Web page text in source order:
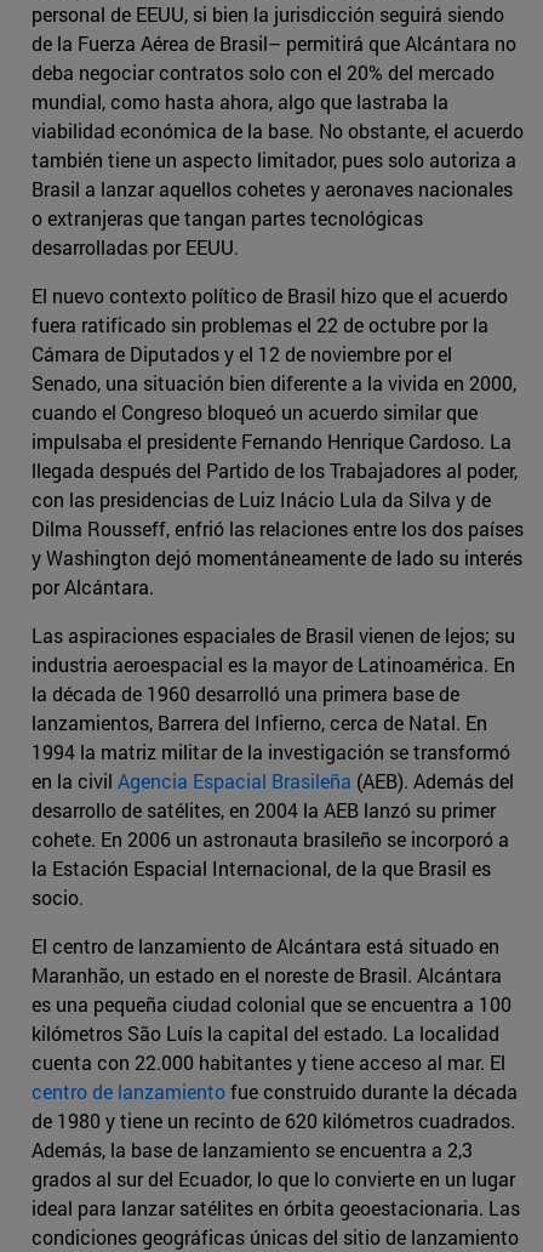
personal de EEUU, si bien la jurisdicción seguirá siendo
de la Fuerza Aérea de Brasil– permitirá que Alcántara no
deba negociar contratos solo con el 20% del mercado
mundial, como hasta ahora, algo que lastraba la
viabilidad económica de la base. No obstante, el acuerdo
también tiene un aspecto limitador, pues solo autoriza a
Brasil a lanzar aquellos cohetes y aeronaves nacionales
o extranjeras que tangan partes tecnológicas
desarrolladas por EEUU.
El nuevo contexto político de Brasil hizo que el acuerdo
fuera ratificado sin problemas el 22 de octubre por la
Cámara de Diputados y el 12 de noviembre por el
Senado, una situación bien diferente a la vivida en 2000,
cuando el Congreso bloqueó un acuerdo similar que
impulsaba el presidente Fernando Henrique Cardoso. La
llegada después del Partido de los Trabajadores al poder,
con las presidencias de Luiz Inácio Lula da Silva y de
Dilma Rousseff, enfrió las relaciones entre los dos países
y Washington dejó momentáneamente de lado su interés
por Alcántara.
Las aspiraciones espaciales de Brasil vienen de lejos; su
industria aeroespacial es la mayor de Latinoamérica. En
la década de 1960 desarrolló una primera base de
lanzamientos, Barrera del Infierno, cerca de Natal. En
1994 la matriz militar de la investigación se transformó
en la civil Agencia Espacial Brasileña (AEB). Además del
desarrollo de satélites, en 2004 la AEB lanzó su primer
cohete. En 2006 un astronauta brasileño se incorporó a
la Estación Espacial Internacional, de la que Brasil es
socio.
El centro de lanzamiento de Alcántara está situado en
Maranhão, un estado en el noreste de Brasil. Alcántara
es una pequeña ciudad colonial que se encuentra a 100
kilómetros São Luís la capital del estado. La localidad
cuenta con 22.000 habitantes y tiene acceso al mar. El
centro de lanzamientofue construido durante la década
de 1980 y tiene un recinto de 620 kilómetros cuadrados.
Además, la base de lanzamiento se encuentra a 2,3
grados al sur del Ecuador, lo que lo convierte en un lugar
ideal para lanzar satélites en órbita geoestacionaria. Las
condiciones geográficas únicas del sitio de lanzamiento